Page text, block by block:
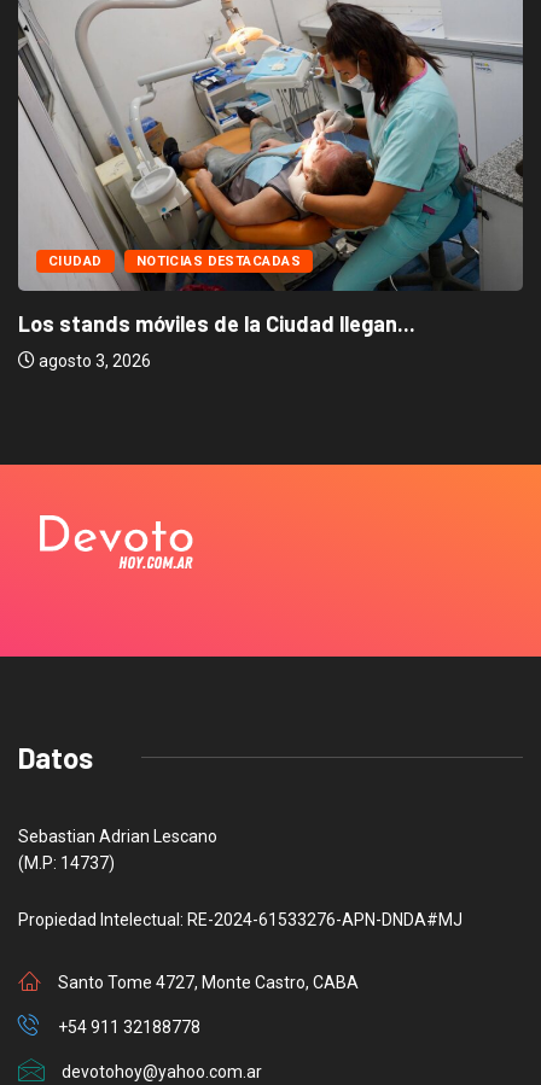
CIUDAD NOTICIAS DESTACADAS
Los stands móviles de la Ciudad llegan...
agosto 3, 2026
Datos
Sebastian Adrian Lescano
(M.P: 14737)
Propiedad Intelectual: RE-2024-61533276-APN-DNDA#MJ
Santo Tome 4727, Monte Castro, CABA
+54 911 32188778
devotohoy@yahoo.com.ar